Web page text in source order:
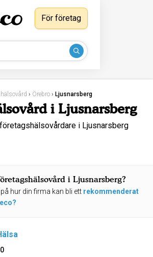
För företag
› Örebro › Ljusnarsberg
i Ljusnarsberg
i Ljusnarsberg
i Ljusnarsberg?
hur din firma kan bli ett rekommenderat